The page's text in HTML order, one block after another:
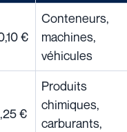
€
Conteneurs,
machines,
véhicules
€
Produits
chimiques,
carburants,